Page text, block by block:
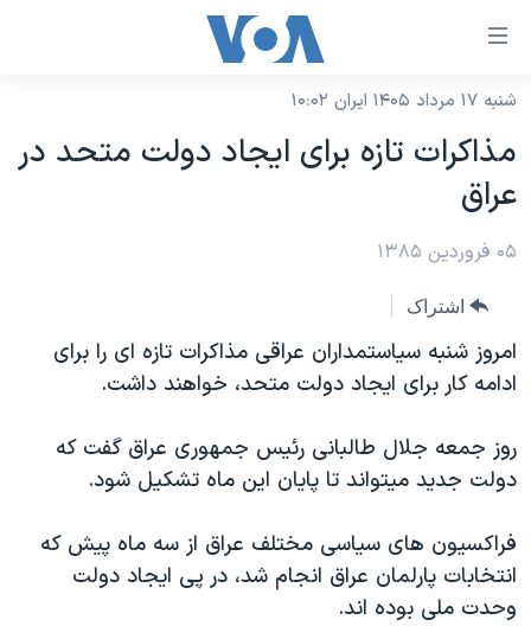
لینکهای
دسترسی
جهش
محتوای
اصلی
جهش
صفحه
اصلی
جهش
جستجو
نسخه سبک وب‌سایت
موضوع ها
ایران
آمریکا
جهان
ورزشی
فرهنگ و زندگی
حقوق شهروندی
برنامه های تلویزیونی
جدول برنامه ها
صفحه‌های ویژه
جام جهانی ۲۰۲۶
مستندها
انتخابات ریاست جمهوری آمریکا ۲۰۲۴
فرکانس‌های صدای آمریکا
یادگیری زبان انگلیسی
دنبال کنید
شنبه ۱۷ مرداد ۱۴۰۵ ایران ۱۰:۰۲
مذاکرات تازه برای ايجاد دولت متحد در
عراق
۰۵ فروردین ۱۳۸۵
اشتراک
امروز شنبه سياستمداران عراقی مذاکرات تازه ای را برای
ادامه کار برای ايجاد دولت متحد، خواهند داشت.
روز جمعه جلال طالبانی رئيس جمهوری عراق گفت که
دولت جديد ميتواند تا پايان اين ماه تشکيل شود.
فراکسيون های سياسی مختلف عراق از سه ماه پيش که
انتخابات پارلمان عراق انجام شد، در پی ايجاد دولت
وحدت ملی بوده اند.